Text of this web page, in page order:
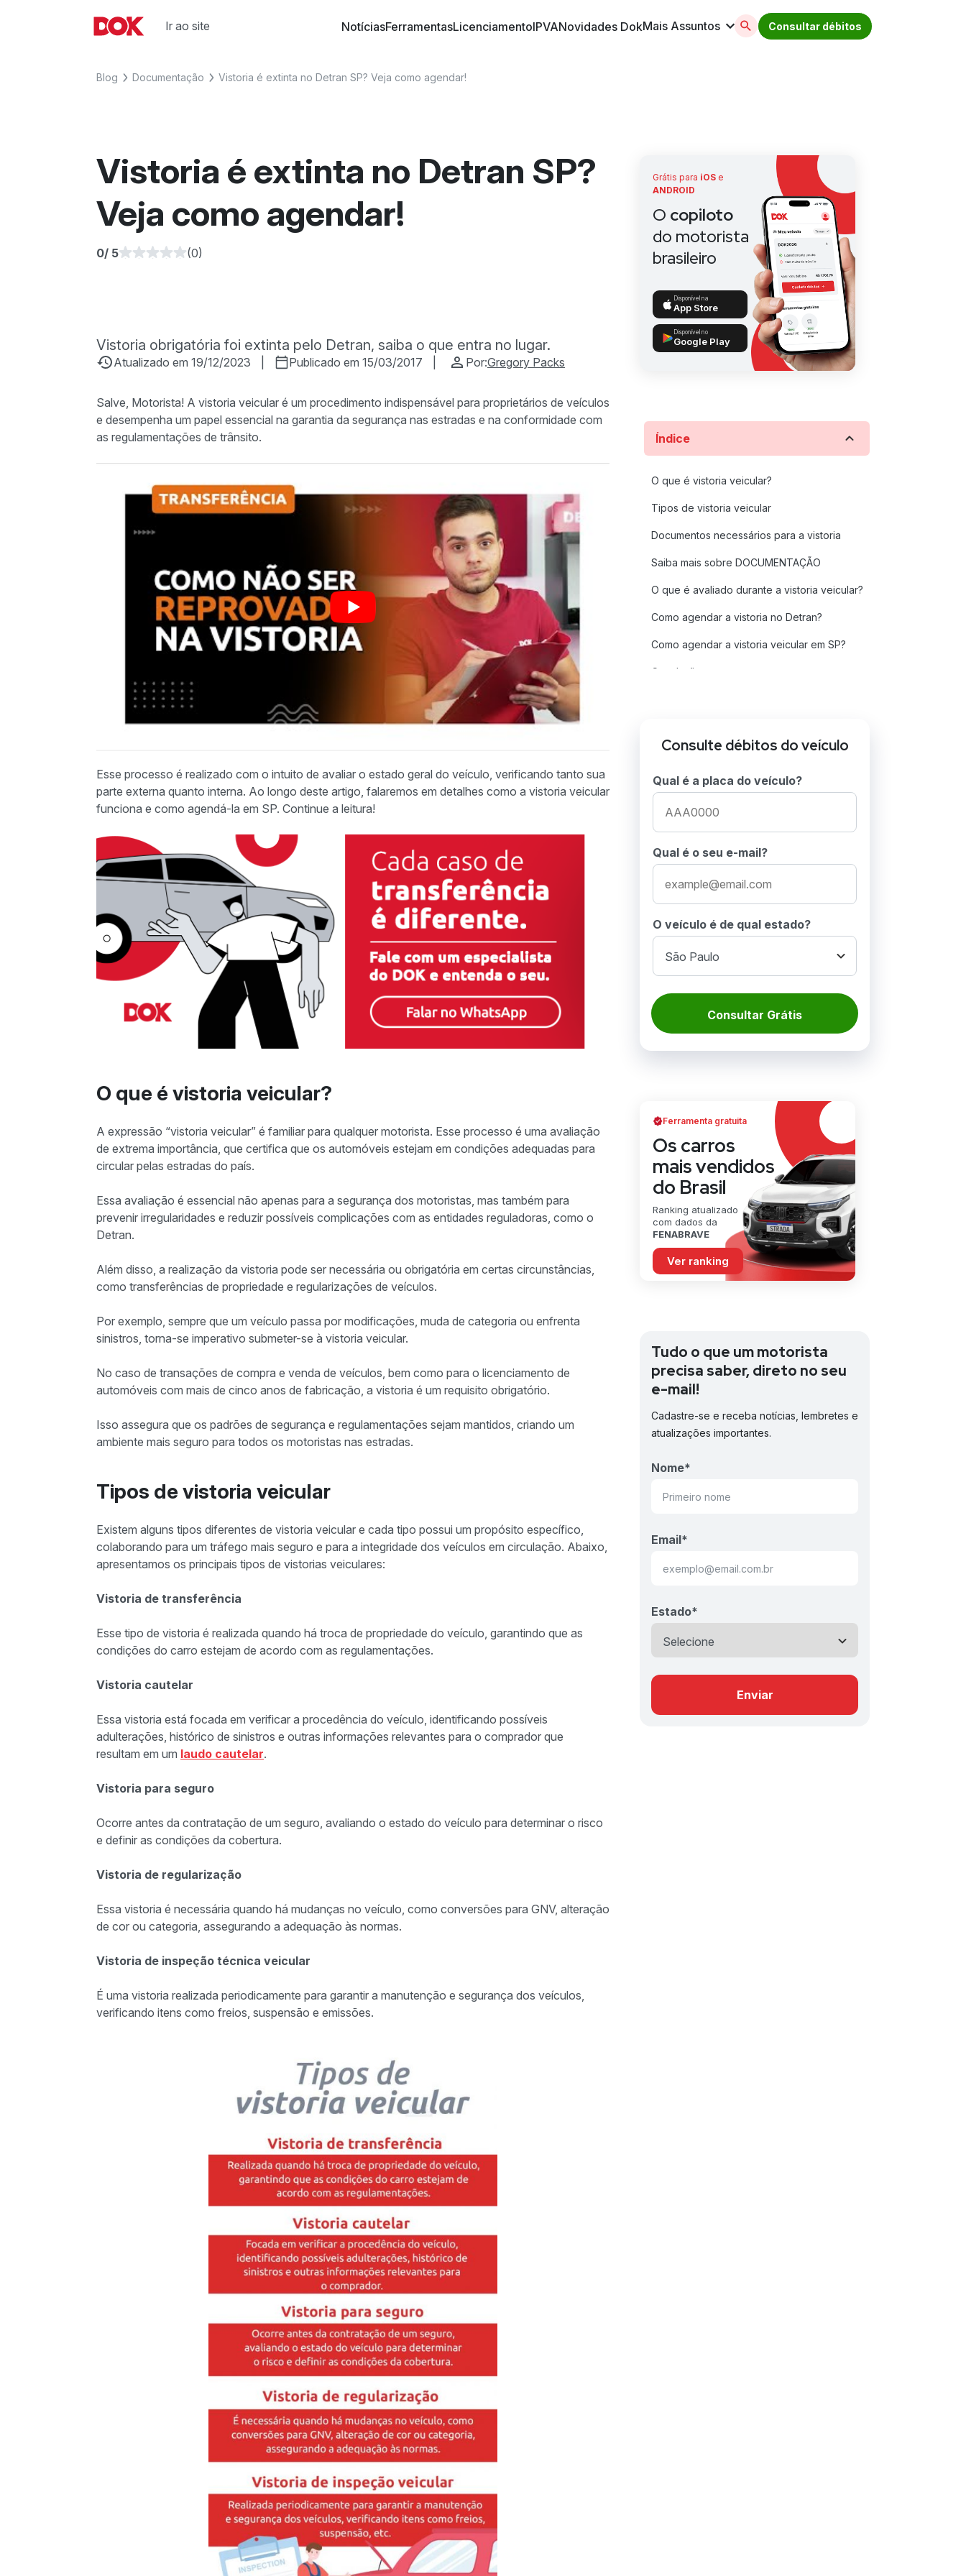
Acesse o Blog e conheça todos os nossos artigos | DOK Despachante
Fique por dentro de artigos sobre o trânsito brasileiro! Conheça informações sobre licenciamento, ipva, multas e muito mais. Acesse
Ir ao site NotíciasFerramentasLicenciamentoIPVANovidades DokMais Assuntos Consultar débitos
Blog Documentação Vistoria é extinta no Detran SP? Veja como agendar!
Vistoria é extinta no Detran SP?
Veja como agendar!
0/ 5 (0)
Vistoria obrigatória foi extinta pelo Detran, saiba o que entra no lugar.
Atualizado em 19/12/2023 Publicado em 15/03/2017 Por:Gregory Packs
Salve, Motorista! A vistoria veicular é um procedimento indispensável para proprietários de veículos
e desempenha um papel essencial na garantia da segurança nas estradas e na conformidade com
as regulamentações de trânsito.
Esse processo é realizado com o intuito de avaliar o estado geral do veículo, verificando tanto sua
parte externa quanto interna. Ao longo deste artigo, falaremos em detalhes como a vistoria veicular
funciona e como agendá-la em SP. Continue a leitura!
O que é vistoria veicular?
A expressão “vistoria veicular” é familiar para qualquer motorista. Esse processo é uma avaliação
de extrema importância, que certifica que os automóveis estejam em condições adequadas para
circular pelas estradas do país.
Essa avaliação é essencial não apenas para a segurança dos motoristas, mas também para
prevenir irregularidades e reduzir possíveis complicações com as entidades reguladoras, como o
Detran.
Além disso, a realização da vistoria pode ser necessária ou obrigatória em certas circunstâncias,
como transferências de propriedade e regularizações de veículos.
Por exemplo, sempre que um veículo passa por modificações, muda de categoria ou enfrenta
sinistros, torna-se imperativo submeter-se à vistoria veicular.
No caso de transações de compra e venda de veículos, bem como para o licenciamento de
automóveis com mais de cinco anos de fabricação, a vistoria é um requisito obrigatório.
Isso assegura que os padrões de segurança e regulamentações sejam mantidos, criando um
ambiente mais seguro para todos os motoristas nas estradas.
Tipos de vistoria veicular
Existem alguns tipos diferentes de vistoria veicular e cada tipo possui um propósito específico,
colaborando para um tráfego mais seguro e para a integridade dos veículos em circulação. Abaixo,
apresentamos os principais tipos de vistorias veiculares:
Vistoria de transferência
Esse tipo de vistoria é realizada quando há troca de propriedade do veículo, garantindo que as
condições do carro estejam de acordo com as regulamentações.
Vistoria cautelar
Essa vistoria está focada em verificar a procedência do veículo, identificando possíveis
adulterações, histórico de sinistros e outras informações relevantes para o comprador que
resultam em um laudo cautelar.
Vistoria para seguro
Ocorre antes da contratação de um seguro, avaliando o estado do veículo para determinar o risco
e definir as condições da cobertura.
Vistoria de regularização
Essa vistoria é necessária quando há mudanças no veículo, como conversões para GNV, alteração
de cor ou categoria, assegurando a adequação às normas.
Vistoria de inspeção técnica veicular
É uma vistoria realizada periodicamente para garantir a manutenção e segurança dos veículos,
verificando itens como freios, suspensão e emissões.
Grátis para iOS e
ANDROID
O copiloto
do motorista
brasileiro
Disponível na
App Store
Disponível no
Google Play
Índice
O que é vistoria veicular?
Tipos de vistoria veicular
Documentos necessários para a vistoria
Saiba mais sobre DOCUMENTAÇÃO
O que é avaliado durante a vistoria veicular?
Como agendar a vistoria no Detran?
Como agendar a vistoria veicular em SP?
Conclusão
Consulte débitos do veículo
Qual é a placa do veículo?
Qual é o seu e-mail?
O veículo é de qual estado?
Consultar Grátis
Ferramenta gratuita
Os carros
mais vendidos
do Brasil
Ranking atualizado
com dados da
FENABRAVE
Ver ranking
Tudo o que um motorista
precisa saber, direto no seu
e-mail!
Cadastre-se e receba notícias, lembretes e
atualizações importantes.
Nome*
Email*
Estado*
Enviar